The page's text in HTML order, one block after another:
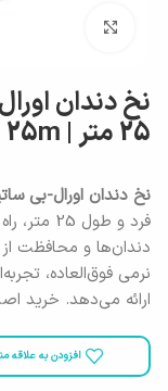
نخ دندان
25 متر | Oral-B Satin Floss Mint 25m
نخ دندان اورال-بی
فرد و
دندان‌ها و محافظت
نرمی فوق‌العاده،
ارائه می‌دهد. خرید
افزودن به علاقه